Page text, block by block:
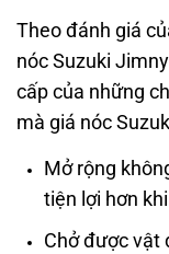
Theo đánh giá
nóc Suzuki
cấp của những
mà giá nóc
Mở rộng
tiện lợi hơn
Chở được vật